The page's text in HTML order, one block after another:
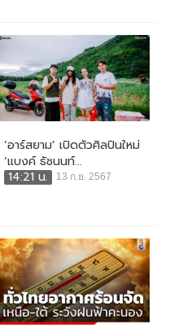
‘อาร์สยาม’ เปิดตัวศิลปินใหม่
‘แบงค์ ธัชนนท์...
14:21 น.
13 ก.ย. 2567